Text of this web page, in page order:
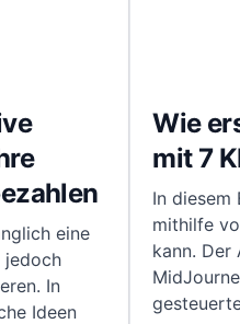
eine
jedoch
In
Ideen
Wie
mit 7
In diesem
mithilfe
kann. Der